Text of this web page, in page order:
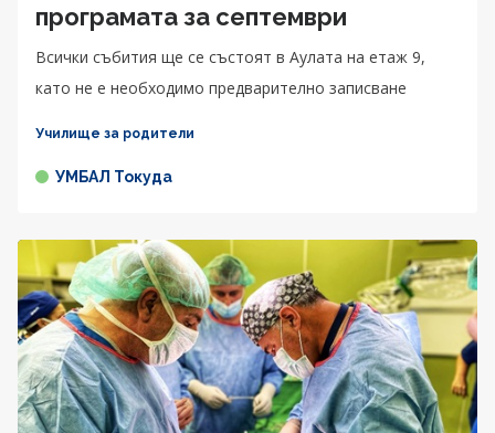
програмата за септември
Всички събития ще се състоят в Аулата на етаж 9,
като не е необходимо предварително записване
Училище за родители
УМБАЛ Токуда